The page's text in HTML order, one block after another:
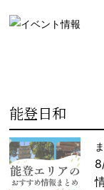
能登日和